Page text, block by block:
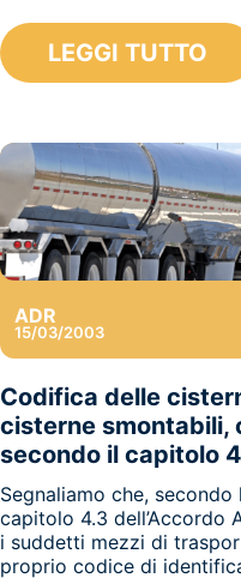
LEGGI TUTTO
ADR
15/03/2003
Codifica delle
cisterne smontabili,
secondo il capitolo
Segnaliamo che,
capitolo 4.3 dell’Accordo
i suddetti mezzi di
proprio codice di